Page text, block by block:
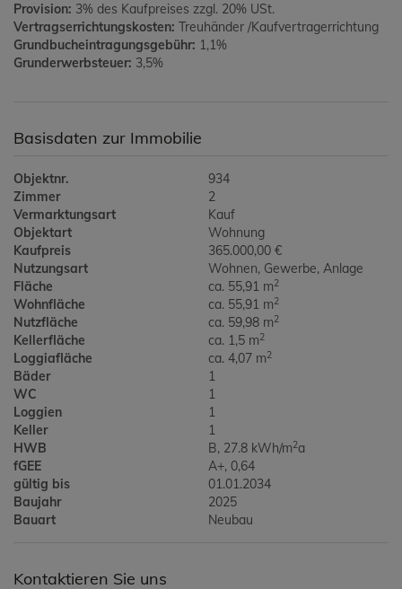
Provision: 3% des Kaufpreises zzgl. 20% USt.
Vertragserrichtungskosten: Treuhänder /Kaufvertragerrichtung
Grundbucheintragungsgebühr: 1,1%
Grunderwerbsteuer: 3,5%
Basisdaten zur Immobilie
Objektnr.
934
Zimmer
2
Vermarktungsart
Kauf
Objektart
Wohnung
Kaufpreis
365.000,00 €
Nutzungsart
Wohnen Gewerbe Anlage
Fläche
ca. 55,91 m2
Wohnfläche ca. 55,91 m2
Nutzfläche ca. 59,98 m2
Kellerfläche ca. 1,5 m2
Loggiafläche ca. 4,07 m2
Bäder
1
WC
1
Loggien
1
Keller
1
HWB
B, 27.8 kWh/m2a
fGEE
A+, 0,64
gültig bis
01.01.2034
Baujahr
2025
Bauart
Neubau
Kontaktieren Sie uns